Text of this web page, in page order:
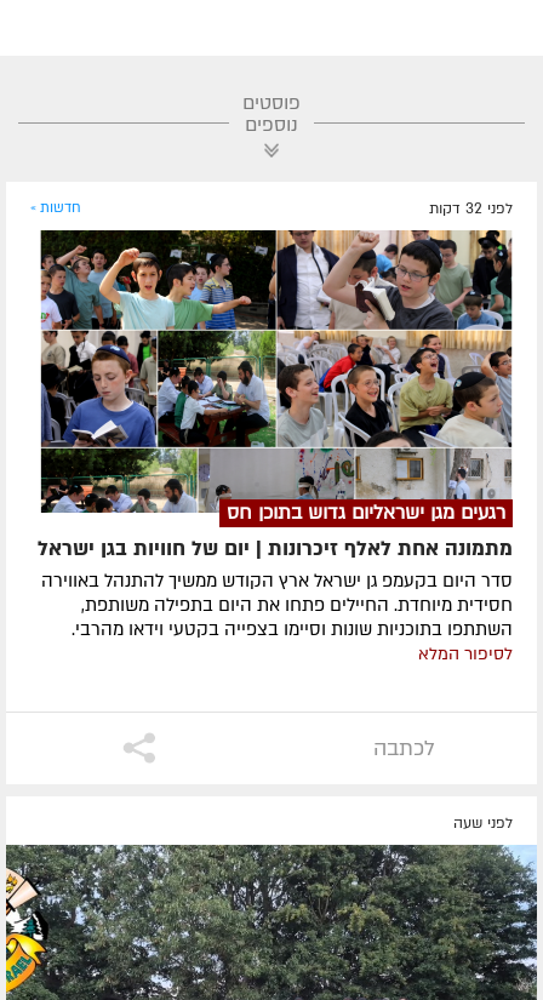
פוסטים
נוספים
לפני 32 דקות חדשות »
רגעים מגן ישראליום גדוש בתוכן חס
מתמונה אחת לאלף זיכרונות | יום של חוויות בגן ישראל
סדר היום בקעמפ גן ישראל ארץ הקודש ממשיך להתנהל באווירה
חסידית מיוחדת. החיילים פתחו את היום בתפילה משותפת,
השתתפו בתוכניות שונות וסיימו בצפייה בקטעי וידאו מהרבי.
לסיפור המלא
לכתבה
לפני שעה